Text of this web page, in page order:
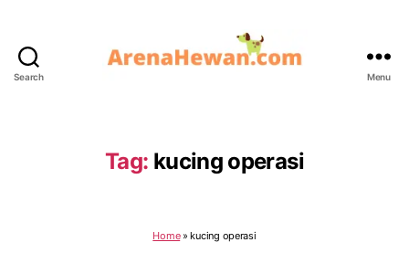
Search Menu
Tag: kucing operasi
Home»kucing operasi